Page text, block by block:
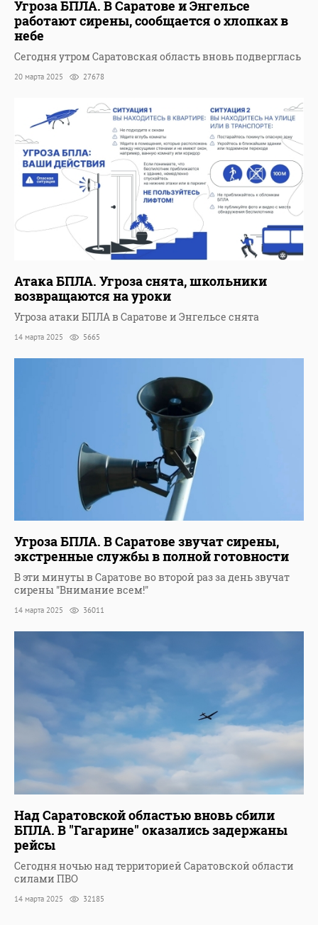
Угроза БПЛА. В Саратове и Энгельсе
работают сирены, сообщается о хлопках в
небе
Сегодня утром Саратовская область вновь подверглась
20 марта 2025 27678
Атака БПЛА. Угроза снята, школьники
возвращаются на уроки
Угроза атаки БПЛА в Саратове и Энгельсе снята
14 марта 2025 5665
Угроза БПЛА. В Саратове звучат сирены,
экстренные службы в полной готовности
В эти минуты в Саратове во второй раз за день звучат
сирены "Внимание всем!"
14 марта 2025 36011
Над Саратовской областью вновь сбили
БПЛА. В "Гагарине" оказались задержаны
рейсы
Сегодня ночью над территорией Саратовской области
силами ПВО
14 марта 2025 32185